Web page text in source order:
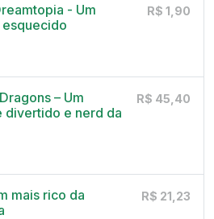
- Um
R$ 1,90
– Um
divertido e nerd da
R$ 45,40
mais rico da
R$ 21,23